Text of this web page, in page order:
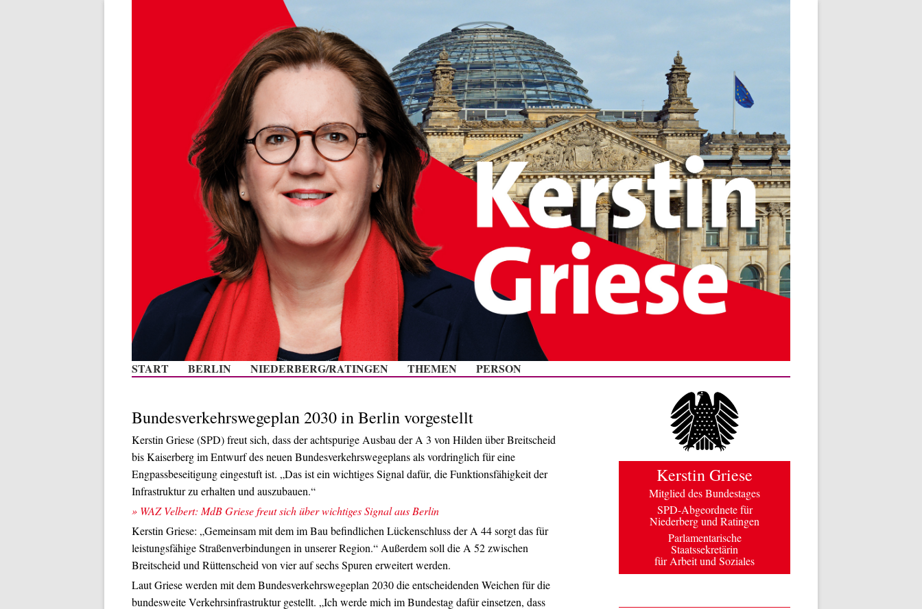
Zum Inhalt springen
START BERLIN NIEDERBERG/RATINGEN THEMEN PERSON
Bundesverkehrswegeplan 2030 in Berlin vorgestellt
Kerstin Griese (SPD) freut sich, dass der achtspurige Ausbau der A 3 von Hilden über Breitscheid
bis Kaiserberg im Entwurf des neuen Bundesverkehrswegeplans als vordringlich für eine
Engpassbeseitigung eingestuft ist. „Das ist ein wichtiges Signal dafür, die Funktionsfähigkeit der
Infrastruktur zu erhalten und auszubauen.“
» WAZ Velbert: MdB Griese freut sich über wichtiges Signal aus Berlin
Kerstin Griese: „Gemeinsam mit dem im Bau befindlichen Lückenschluss der A 44 sorgt das für
leistungsfähige Straßenverbindungen in unserer Region.“ Außerdem soll die A 52 zwischen
Breitscheid und Rüttenscheid von vier auf sechs Spuren erweitert werden.
Laut Griese werden mit dem Bundesverkehrswegeplan 2030 die entscheidenden Weichen für die
bundesweite Verkehrsinfrastruktur gestellt. „Ich werde mich im Bundestag dafür einsetzen, dass
Kerstin Griese
Mitglied des Bundestages
SPD-Abgeordnete für
Niederberg und Ratingen
Parlamentarische
Staatssekretärin
für Arbeit und Soziales